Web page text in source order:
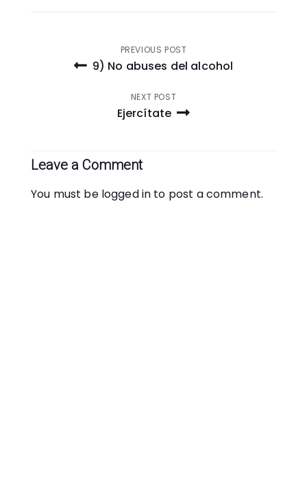
PREVIOUS POST
9) No abuses del alcohol
NEXT POST
Ejercítate
Leave a Comment
You must be logged in to post a comment.